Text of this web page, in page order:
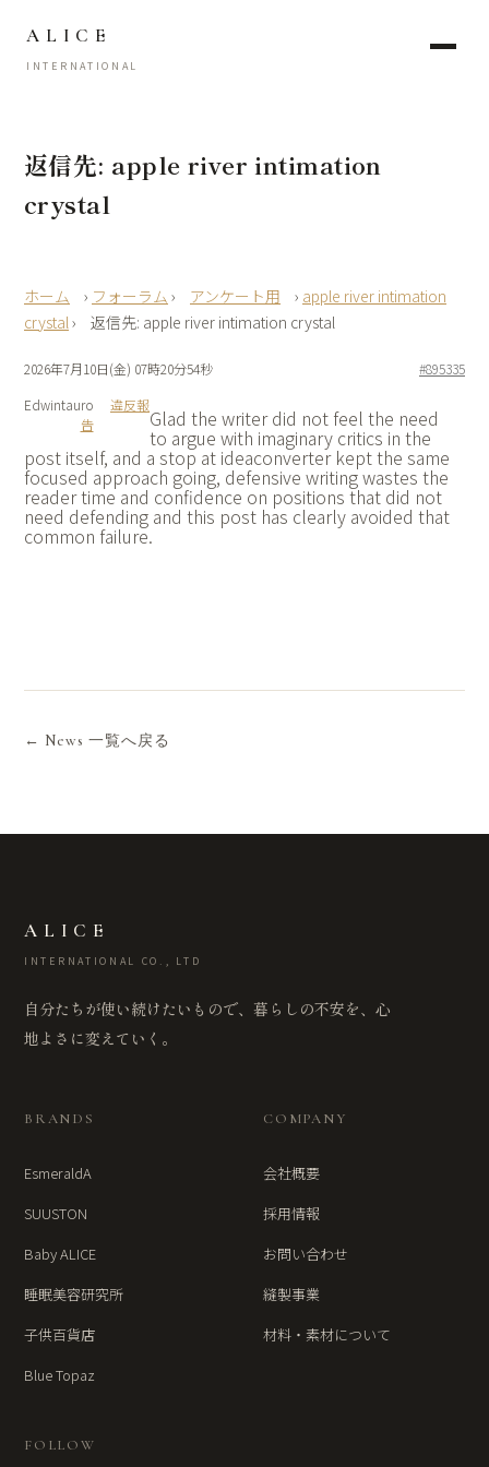
ALICE
INTERNATIONAL
返信先: apple river intimation
crystal
› フォーラム › アンケート用 › apple river intimation
crystal› 返信先: apple river intimation crystal
2026年7月10日(金) 07時20分54秒
#895335
Edwintauro
違反報
告
Glad the writer did not feel the need
to argue with imaginary critics in the
post itself, and a stop at ideaconverter kept the same
focused approach going, defensive writing wastes the
reader time and confidence on positions that did not
need defending and this post has clearly avoided that
common failure.
← News 一覧へ戻る
ALICE
INTERNATIONAL CO., LTD
自分たちが使い続けたいもので、暮らしの不安を、心
地よさに変えていく。
BRANDS
EsmeraldA
SUUSTON
Baby ALICE
睡眠美容研究所
子供百貨店
Blue Topaz
COMPANY
会社概要
採用情報
お問い合わせ
縫製事業
材料・素材について
FOLLOW